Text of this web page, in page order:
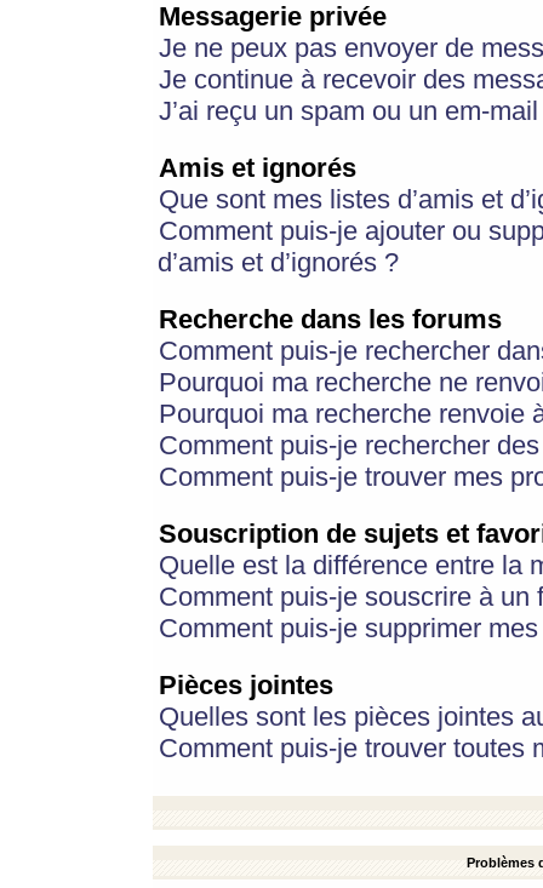
Messagerie privée
Je ne peux pas envoyer de
Je continue à recevoir des
J’ai reçu un spam ou un em-
Amis et ignorés
Que sont mes listes d’amis et
Comment puis-je ajouter ou
d’amis et d’ignorés ?
Recherche dans les forums
Comment puis-je rechercher
Pourquoi ma recherche ne
Pourquoi ma recherche renvoie
Comment puis-je rechercher
Comment puis-je trouver mes
Souscription de sujets et
Quelle est la différence entre la
Comment puis-je souscrire à
Comment puis-je supprimer
Pièces jointes
Quelles sont les pièces jointes
Comment puis-je trouver toutes
Problèmes